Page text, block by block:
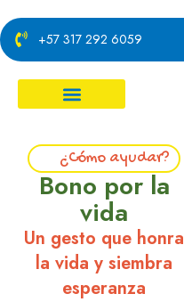
+57 317 292 6059
¿Cómo ayudar?
Bono por la
vida
Un gesto que honra
la vida y siembra
esperanza